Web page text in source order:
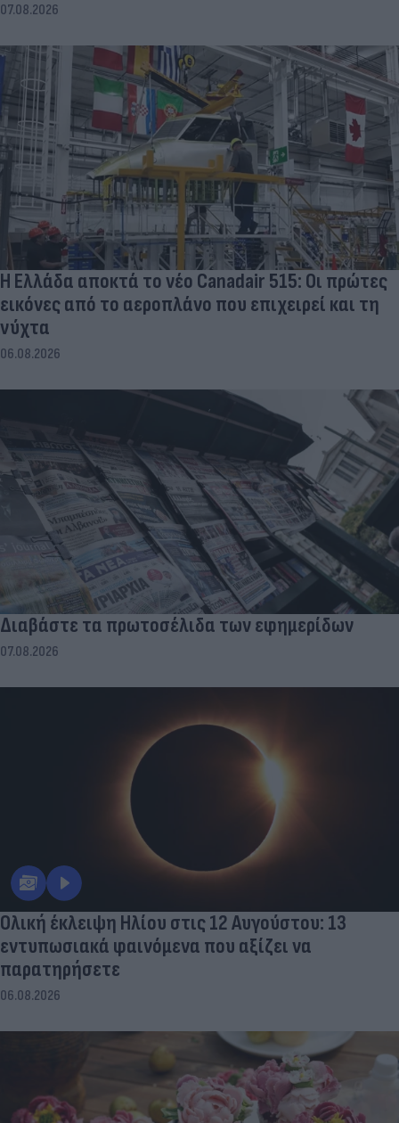
07.08.2026
Η Ελλάδα αποκτά το νέο Canadair 515: Οι πρώτες
εικόνες από το αεροπλάνο που επιχειρεί και τη
νύχτα
06.08.2026
Διαβάστε τα πρωτοσέλιδα των εφημερίδων
07.08.2026
Ολική έκλειψη Ηλίου στις 12 Αυγούστου: 13
εντυπωσιακά φαινόμενα που αξίζει να
παρατηρήσετε
06.08.2026